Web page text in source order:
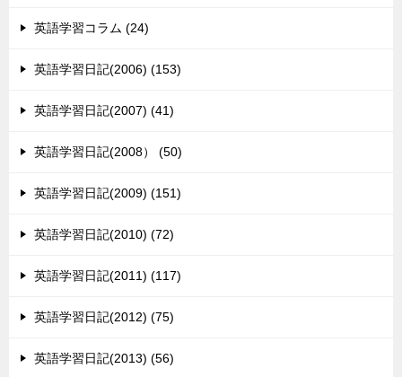
英語学習コラム (24)
英語学習日記(2006) (153)
英語学習日記(2007) (41)
英語学習日記(2008） (50)
英語学習日記(2009) (151)
英語学習日記(2010) (72)
英語学習日記(2011) (117)
英語学習日記(2012) (75)
英語学習日記(2013) (56)